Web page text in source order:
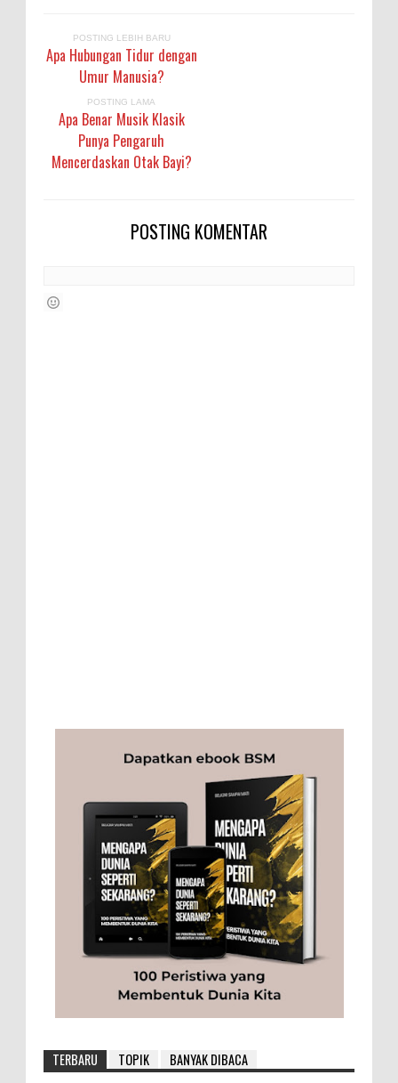
POSTING LEBIH BARU
Apa Hubungan Tidur dengan
Umur Manusia?
POSTING LAMA
Apa Benar Musik Klasik
Punya Pengaruh
Mencerdaskan Otak Bayi?
POSTING KOMENTAR
TERBARU TOPIK BANYAK DIBACA